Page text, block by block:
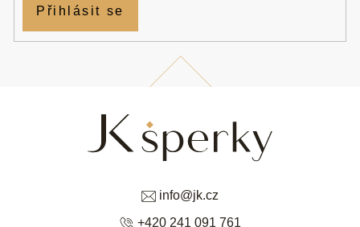
info@jk.cz
+420 241 091 761
Přihlásit se